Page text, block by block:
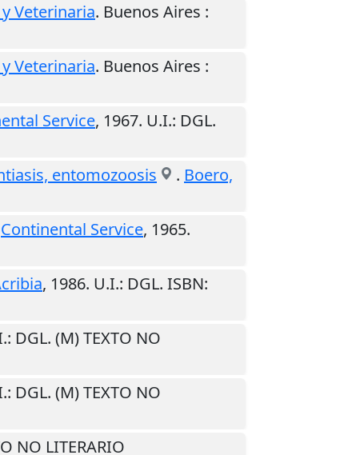
Veterinaria. Buenos Aires :
Veterinaria. Buenos Aires :
Service, 1967. U.I.: DGL.
entomozoosis
. Boero,
Continental Service, 1965.
, 1986. U.I.: DGL. ISBN:
: DGL. (M) TEXTO NO
: DGL. (M) TEXTO NO
NO LITERARIO